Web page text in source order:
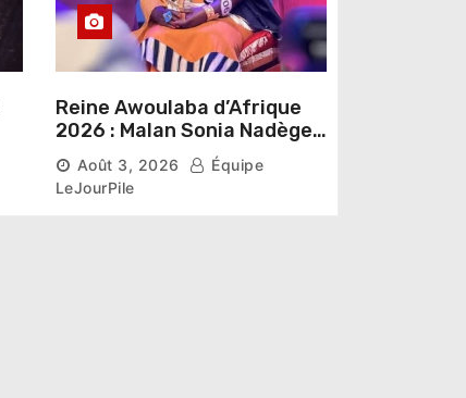
Reine Awoulaba d’Afrique
2026 : Malan Sonia Nadège
épouse N’Guessan décroche
la couronne
Août 3, 2026
Équipe
LeJourPile